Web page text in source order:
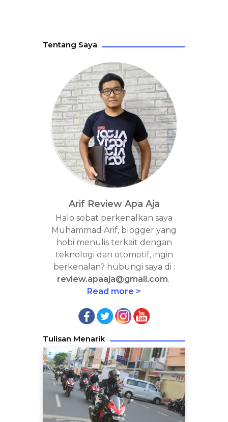
Tentang Saya
Arif Review Apa Aja
Halo sobat perkenalkan saya
Muhammad Arif, blogger yang
hobi menulis terkait dengan
teknologi dan otomotif, ingin
berkenalan? hubungi saya di :
review.apaaja@gmail.com.
Read more >
Tulisan Menarik